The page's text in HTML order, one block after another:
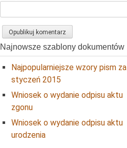
Najnowsze szablony dokumentów
Najpopularniejsze wzory pism za
styczeń 2015
Wniosek o wydanie odpisu aktu
zgonu
Wniosek o wydanie odpisu aktu
urodzenia